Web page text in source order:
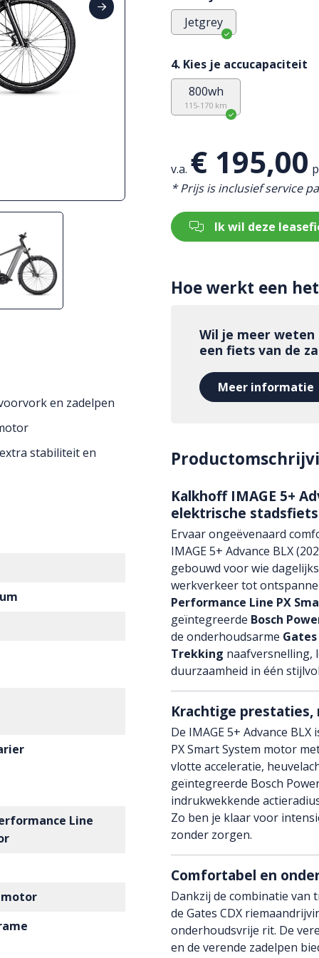
en zadelpen
stabiliteit en
Line
Jetgrey
4. Kies je accucapaciteit
800wh
115-170 km
v.a. € 195,00
* Prijs is inclusief service
Ik wil deze
Hoe werkt een
Wil je meer weten
een fiets van de
Meer informatie
Kalkhoff IMAGE 5+
elektrische stadsfiets
Ervaar ongeëvenaard
IMAGE 5+ Advance BLX
gebouwd voor wie
werkverkeer tot
Performance Line PX
geïntegreerde Bosch
de onderhoudsarme
Trekking naafversnelling,
duurzaamheid in één
Krachtige
De IMAGE 5+ Advance
PX Smart System motor
vlotte acceleratie,
geïntegreerde Bosch
indrukwekkende
Zo ben je klaar voor
zonder zorgen.
Comfortabel en
Dankzij de combinatie
de Gates CDX
onderhoudsvrije rit. De
en de verende zadelpen